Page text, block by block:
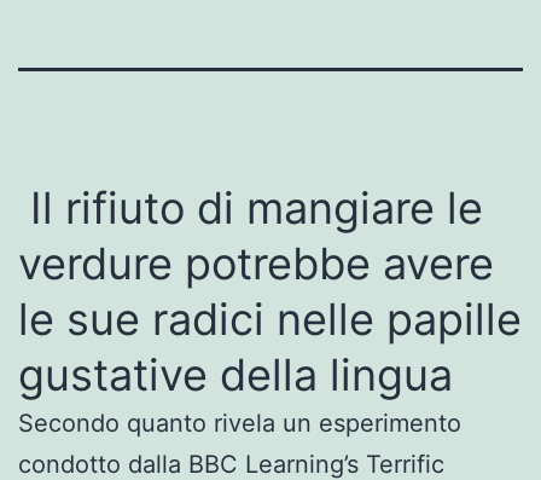
Il rifiuto di mangiare le
verdure potrebbe avere
le sue radici nelle papille
gustative della lingua
Secondo quanto rivela un esperimento
condotto dalla BBC Learning’s Terrific